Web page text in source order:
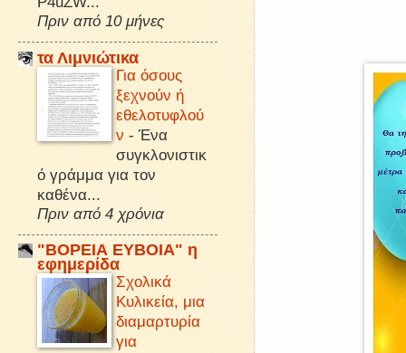
Πριν από 10 μήνες
τα Λιμνιώτικα
Για όσους
ξεχνούν ή
εθελοτυφλού
ν - Ένα
συγκλονιστικ
ό γράμμα για τον
καθένα...
Πριν από 4 χρόνια
"ΒΟΡΕΙΑ ΕΥΒΟΙΑ" η
εφημερίδα
Σχολικά
Κυλικεία, μια
διαμαρτυρία
για